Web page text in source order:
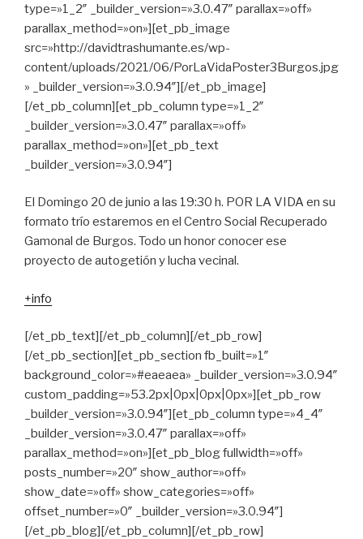
type=»1_2″ _builder_version=»3.0.47″ parallax=»off»
parallax_method=»on»][et_pb_image
src=»http://davidtrashumante.es/wp-
content/uploads/2021/06/PorLaVidaPoster3Burgos.jpg
» _builder_version=»3.0.94″][/et_pb_image]
[/et_pb_column][et_pb_column type=»1_2″
_builder_version=»3.0.47″ parallax=»off»
parallax_method=»on»][et_pb_text
_builder_version=»3.0.94″]
El Domingo 20 de junio a las 19:30 h. POR LA VIDA en su
formato trío estaremos en el Centro Social Recuperado
Gamonal de Burgos. Todo un honor conocer ese
proyecto de autogetión y lucha vecinal.
+info
[/et_pb_text][/et_pb_column][/et_pb_row]
[/et_pb_section][et_pb_section fb_built=»1″
background_color=»#eaeaea» _builder_version=»3.0.94″
custom_padding=»53.2px|0px|0px|0px»][et_pb_row
_builder_version=»3.0.94″][et_pb_column type=»4_4″
_builder_version=»3.0.47″ parallax=»off»
parallax_method=»on»][et_pb_blog fullwidth=»off»
posts_number=»20″ show_author=»off»
show_date=»off» show_categories=»off»
offset_number=»0″ _builder_version=»3.0.94″]
[/et_pb_blog][/et_pb_column][/et_pb_row]